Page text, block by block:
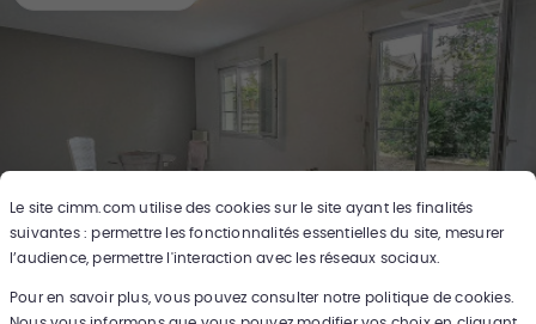
Le site cimm.comutilise des cookies sur le site ayant les finalités
suivantes : permettre les fonctionnalités essentielles du site, mesurer
l’audience, permettre l'interaction avec les réseaux sociaux.
Pour en savoir plus, vous pouvez consulter notre politique de cookies.
7photos